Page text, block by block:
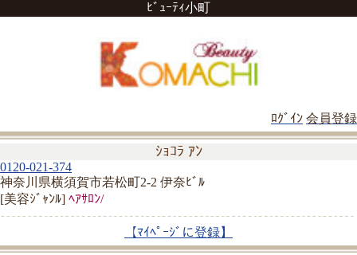
ﾋﾞｭｰﾃｨ小町
ﾛｸﾞｲﾝ 会員登録
ｼｮｺﾗ ｱﾝ
0120-021-374
神奈川県横須賀市若松町2-2 伊奈ﾋﾞﾙ
[美容ｼﾞｬﾝﾙ] ﾍｱｻﾛﾝ/
【ﾏｲﾍﾟｰｼﾞに登録】